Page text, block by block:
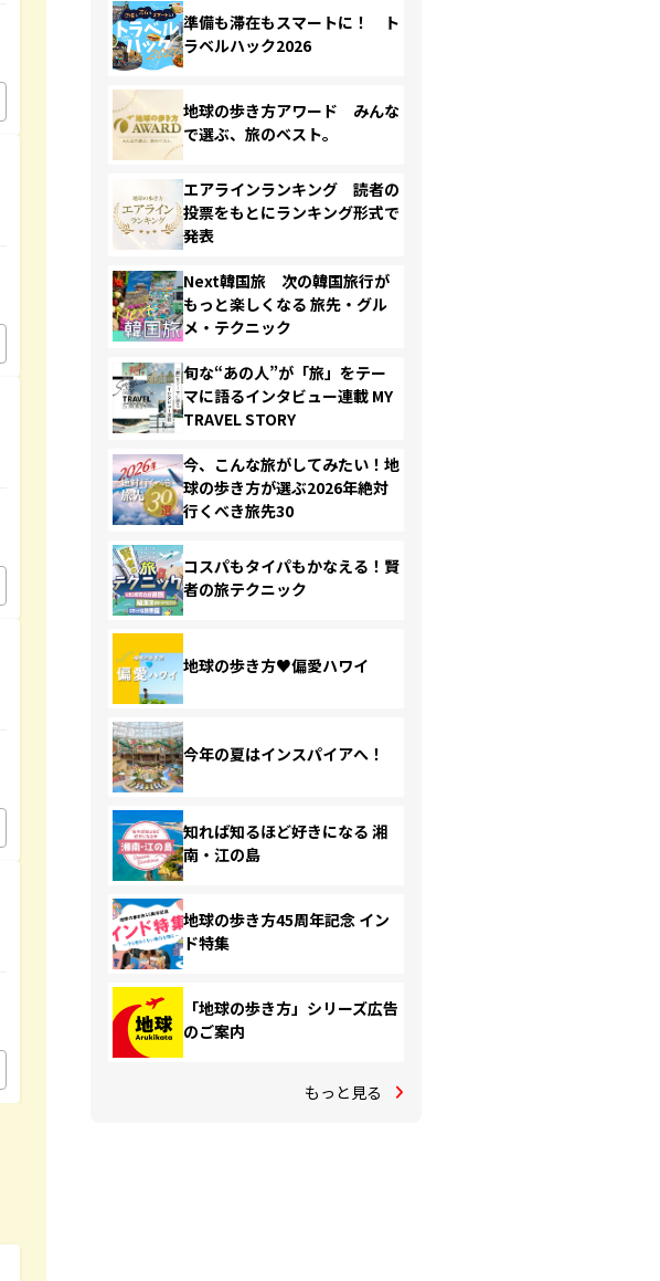
準備も滞在もスマートに！ ト
ラベルハック2026
地球の歩き方アワード みんな
で選ぶ、旅のベスト。
エアラインランキング 読者の
投票をもとにランキング形式で
発表
Next韓国旅 次の韓国旅行が
もっと楽しくなる 旅先・グル
メ・テクニック
旬な“あの人”が「旅」をテー
マに語るインタビュー連載 MY
TRAVEL STORY
今、こんな旅がしてみたい！地
球の歩き方が選ぶ2026年絶対
行くべき旅先30
コスパもタイパもかなえる！賢
者の旅テクニック
地球の歩き方♥偏愛ハワイ
今年の夏はインスパイアへ！
知れば知るほど好きになる 湘
南・江の島
地球の歩き方45周年記念 イン
ド特集
「地球の歩き方」シリーズ広告
のご案内
もっと見る